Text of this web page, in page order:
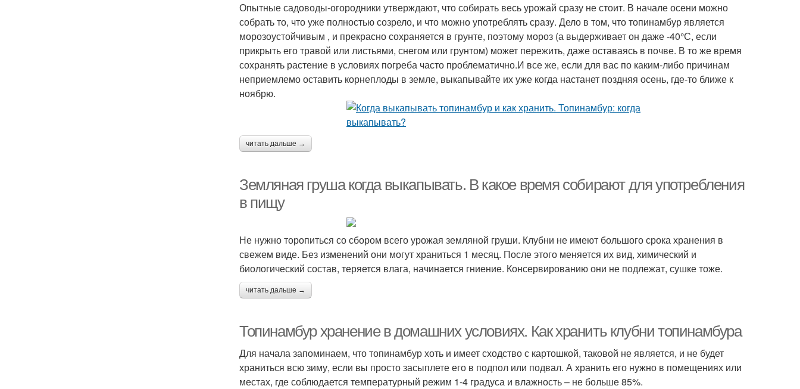
Опытные садоводы-огородники утверждают, что собирать весь урожай сразу не стоит. В начале осени можно
собрать то, что уже полностью созрело, и что можно употреблять сразу. Дело в том, что топинамбур является
морозоустойчивым , и прекрасно сохраняется в грунте, поэтому мороз (а выдерживает он даже -40°С, если
прикрыть его травой или листьями, снегом или грунтом) может пережить, даже оставаясь в почве. В то же время
сохранять растение в условиях погреба часто проблематично.И все же, если для вас по каким-либо причинам
неприемлемо оставить корнеплоды в земле, выкапывайте их уже когда настанет поздняя осень, где-то ближе к
ноябрю.
читать дальше →
Земляная груша когда выкапывать. В какое время собирают для употребления
в пищу
Не нужно торопиться со сбором всего урожая земляной груши. Клубни не имеют большого срока хранения в
свежем виде. Без изменений они могут храниться 1 месяц. После этого меняется их вид, химический и
биологический состав, теряется влага, начинается гниение. Консервированию они не подлежат, сушке тоже.
читать дальше →
Топинамбур хранение в домашних условиях. Как хранить клубни топинамбура
Для начала запоминаем, что топинамбур хоть и имеет сходство с картошкой, таковой не является, и не будет
храниться всю зиму, если вы просто засыплете его в подпол или подвал. А хранить его нужно в помещениях или
местах, где соблюдается температурный режим 1-4 градуса и влажность – не больше 85%.